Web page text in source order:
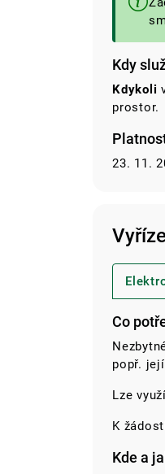
Kdy
Kdykoli
prostor.
23. 11.
Co
popř.
Lze
K
Kde a